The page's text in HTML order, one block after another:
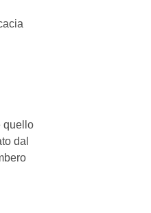
quello
dal